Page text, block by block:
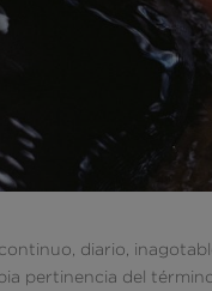
diario,
pertinencia del